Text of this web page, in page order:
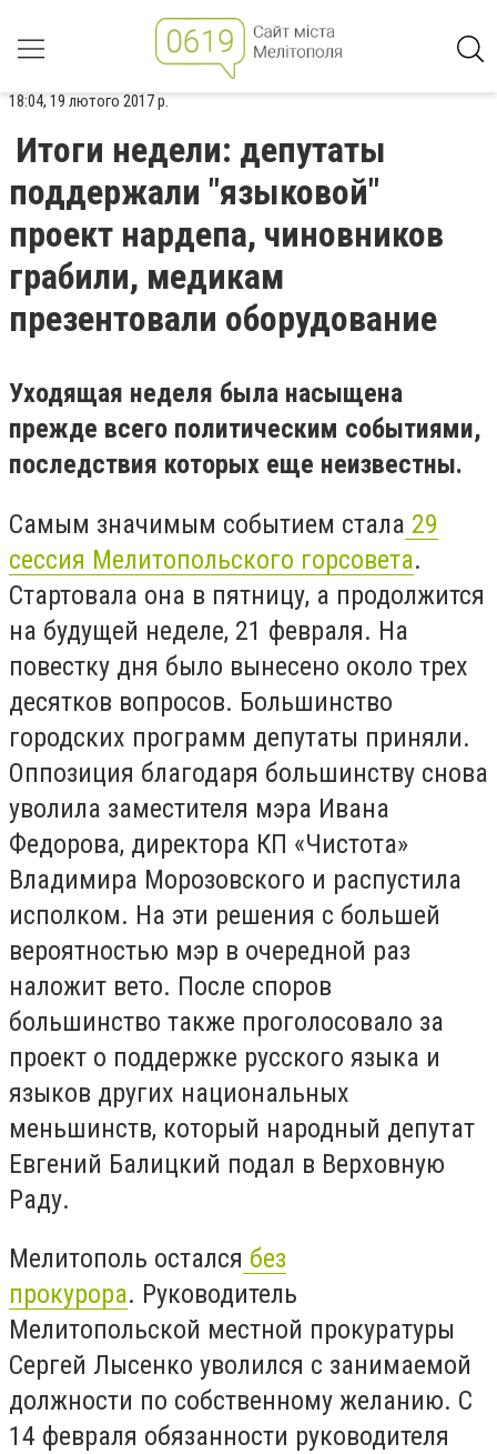
18:04, 19 лютого 2017 р.
Итоги недели: депутаты
поддержали "языковой"
проект нардепа, чиновников
грабили, медикам
презентовали оборудование
Уходящая неделя была насыщена
прежде всего политическим событиями,
последствия которых еще неизвестны.
Самым значимым событием стала 29
сессия Мелитопольского горсовета.
Стартовала она в пятницу, а продолжится
на будущей неделе, 21 февраля. На
повестку дня было вынесено около трех
десятков вопросов. Большинство
городских программ депутаты приняли.
Оппозиция благодаря большинству снова
уволила заместителя мэра Ивана
Федорова, директора КП «Чистота»
Владимира Морозовского и распустила
исполком. На эти решения с большей
вероятностью мэр в очередной раз
наложит вето. После споров
большинство также проголосовало за
проект о поддержке русского языка и
языков других национальных
меньшинств, который народный депутат
Евгений Балицкий подал в Верховную
Раду.
Мелитополь остался без
прокурора. Руководитель
Мелитопольской местной прокуратуры
Сергей Лысенко уволился с занимаемой
должности по собственному желанию. С
14 февраля обязанности руководителя